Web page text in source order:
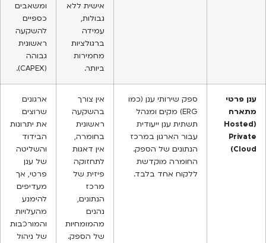
אישית ללא
גבולות,
עמידה
ברגולציות
מחמירות
ביותר.
ומשאבים
כספיים
להשקעה
ראשונית
גבוהה
(CAPEX).
ענן פרטי
מתארח
(Hosted
Private
Cloud)
ספק שירותי ענן (כמו
ERG) מקים ומנהל
תשתית ענן ייעודית
עבור הארגון במרכז
הנתונים של הספק.
החומרה מוקדשת
ללקוח אחד בלבד.
אין צורך
בהשקעה
ראשונית
בחומרה,
אין דאגות
לתחזוקה
פיזית של
מרכז
הנתונים,
נהנים
מהמומחיות
של הספק.
ארגונים
שרוצים
את יתרונות
הבידוד
והשליטה
של ענן
פרטי, אך
מעדיפים
להימנע
מהעלויות
והמורכבות
של ניהול